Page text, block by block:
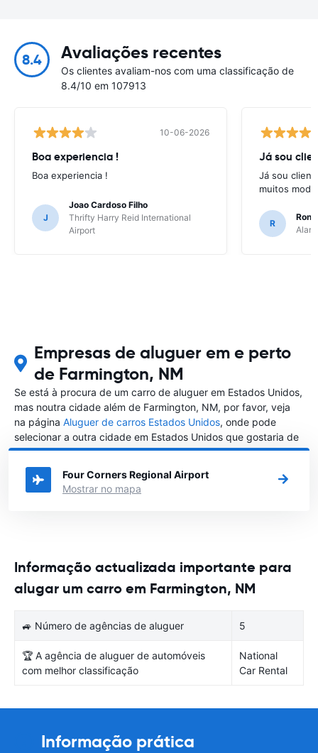
8.4 Avaliações recentes
Os clientes avaliam-nos com uma classificação de
8.4/10 em 107913
10-06-2026
Boa experiencia !
Boa experiencia !
J
Joao Cardoso Filho
Thrifty Harry Reid International
Airport
Já sou
Já sou
muitos
R
Empresas de aluguer em e perto
de Farmington, NM
Se está à procura de um carro de aluguer em Estados Unidos,
mas noutra cidade além de Farmington, NM, por favor, veja
na página Aluguer de carros Estados Unidos, onde pode
selecionar a outra cidade em Estados Unidos que gostaria de
alugar um carro
Four Corners Regional Airport
Mostrar no mapa
Informação actualizada importante para
alugar um carro em Farmington, NM
🚙 Número de agências de aluguer 5
🏆 A agência de aluguer de automóveis
com melhor classificação
National
Car Rental
Informação prática